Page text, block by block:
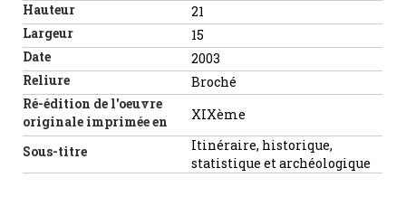
Hauteur
21
Largeur
15
Date
2003
Reliure
Broché
Ré-édition de l'oeuvre
originale imprimée en
XIXème
Sous-titre
Itinéraire, historique,
statistique et archéologique